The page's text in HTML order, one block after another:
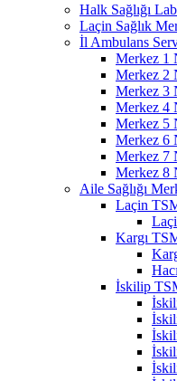
Halk Sağlığı
Laçin Sağlık
İl Ambulans
Merkez 1
Merkez 2
Merkez 3
Merkez 4
Merkez 5
Merkez 6
Merkez 7
Merkez 8
Aile Sağlığı
Laçin
Kargı
İskilip